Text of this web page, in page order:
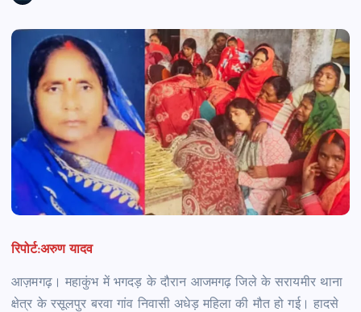
रिपोर्ट:अरुण यादव
आज़मगढ़। महाकुंभ में भगदड़ के दौरान आजमगढ़ जिले के सरायमीर थाना
क्षेत्र के रसूलपुर बरवा गांव निवासी अधेड़ महिला की मौत हो गई। हादसे